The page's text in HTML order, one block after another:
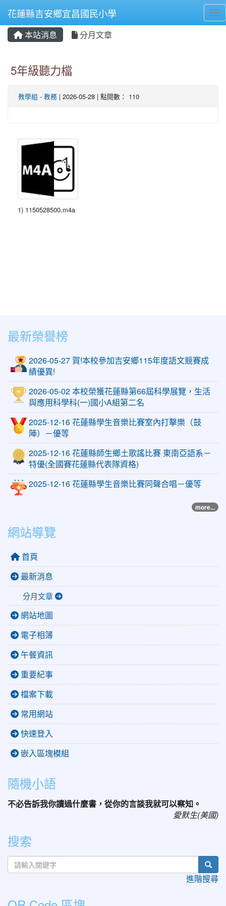
花蓮縣吉安鄉宜昌國民小學
本站消息 分月文章
5年級聽力檔
教學組 - 教務 | 2026-05-28 | 點閱數： 110
1) 1150528500.m4a
最新榮譽榜
2026-05-27 賀!本校參加吉安鄉115年度語文競賽成
績優異!
2026-05-02 本校榮獲花蓮縣第66屆科學展覽，生活
與應用科學科(一)國小A組第二名
2025-12-16 花蓮縣學生音樂比賽室內打擊樂（鼓
陣）－優等
2025-12-16 花蓮縣師生鄉土歌謠比賽 東南亞語系－
特優(全國賽花蓮縣代表隊資格)
2025-12-16 花蓮縣學生音樂比賽同聲合唱－優等
more...
網站導覽
首頁
最新消息
分月文章
網站地圖
電子相簿
午餐資訊
重要紀事
檔案下載
常用網站
快速登入
嵌入區塊模組
隨機小語
不必告訴我你讀過什麼書，從你的言談我就可以察知。
愛默生(美國)
搜索
進階搜尋